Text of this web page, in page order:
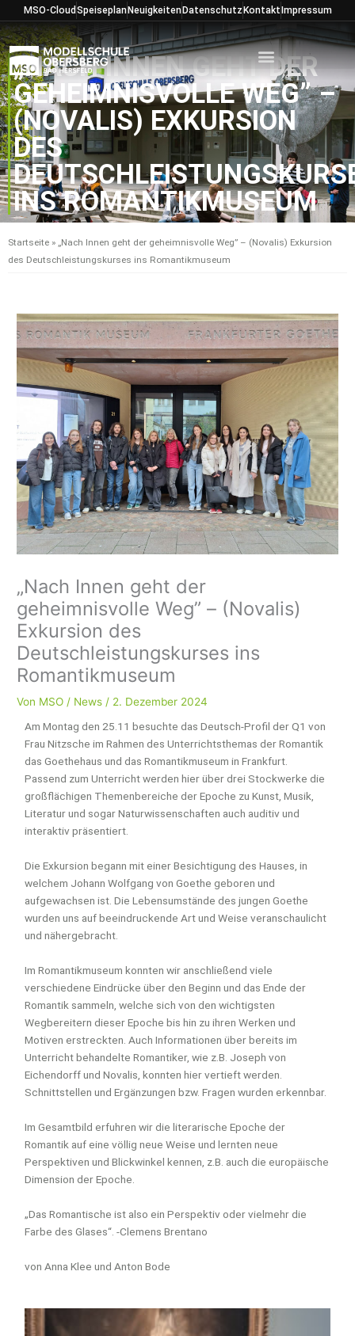
Inhalt
springen
MSO-Cloud Speiseplan Neuigkeiten Datenschutz Kontakt Impressum
„NACH INNEN GEHT DER
GEHEIMNISVOLLE WEG” –
(NOVALIS) EXKURSION
DES
INS ROMANTIKMUSEUM
Startseite » „Nach Innen geht der geheimnisvolle Weg” – (Novalis) Exkursion
des Deutschleistungskurses ins Romantikmuseum
„Nach Innen geht der
geheimnisvolle Weg” – (Novalis)
Exkursion des
Deutschleistungskurses ins
Romantikmuseum
Von MSO/ News / 2. Dezember 2024
Am Montag den 25.11 besuchte das Deutsch-Profil der Q1 von
Frau Nitzsche im Rahmen des Unterrichtsthemas der Romantik
das Goethehaus und das Romantikmuseum in Frankfurt.
Passend zum Unterricht werden hier über drei Stockwerke die
großflächigen Themenbereiche der Epoche zu Kunst, Musik,
Literatur und sogar Naturwissenschaften auch auditiv und
interaktiv präsentiert.
Die Exkursion begann mit einer Besichtigung des Hauses, in
welchem Johann Wolfgang von Goethe geboren und
aufgewachsen ist. Die Lebensumstände des jungen Goethe
wurden uns auf beeindruckende Art und Weise veranschaulicht
und nähergebracht.
Im Romantikmuseum konnten wir anschließend viele
verschiedene Eindrücke über den Beginn und das Ende der
Romantik sammeln, welche sich von den wichtigsten
Wegbereitern dieser Epoche bis hin zu ihren Werken und
Motiven erstreckten. Auch Informationen über bereits im
Unterricht behandelte Romantiker, wie z.B. Joseph von
Eichendorff und Novalis, konnten hier vertieft werden.
Schnittstellen und Ergänzungen bzw. Fragen wurden erkennbar.
Im Gesamtbild erfuhren wir die literarische Epoche der
Romantik auf eine völlig neue Weise und lernten neue
Perspektiven und Blickwinkel kennen, z.B. auch die europäische
Dimension der Epoche.
„Das Romantische ist also ein Perspektiv oder vielmehr die
Farbe des Glases“. -Clemens Brentano
von Anna Klee und Anton Bode